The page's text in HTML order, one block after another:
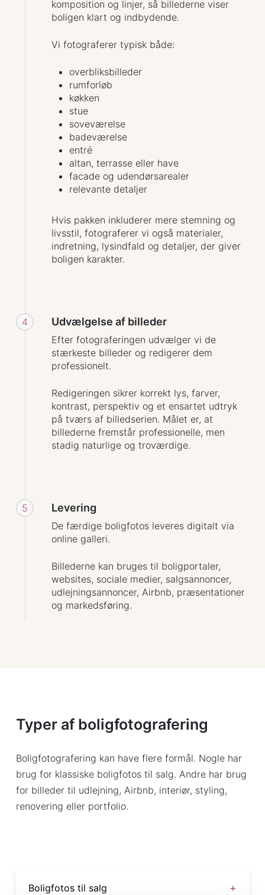
komposition og linjer, så billederne viser
boligen klart og indbydende.
Vi fotograferer typisk både:
overbliksbilleder
rumforløb
køkken
stue
soveværelse
badeværelse
entré
altan, terrasse eller have
facade og udendørsarealer
relevante detaljer
Hvis pakken inkluderer mere stemning og
livsstil, fotograferer vi også materialer,
indretning, lysindfald og detaljer, der giver
boligen karakter.
4 Udvælgelse af billeder
Efter fotograferingen udvælger vi de
stærkeste billeder og redigerer dem
professionelt.
Redigeringen sikrer korrekt lys, farver,
kontrast, perspektiv og et ensartet udtryk
på tværs af billedserien. Målet er, at
billederne fremstår professionelle, men
stadig naturlige og troværdige.
5 Levering
De færdige boligfotos leveres digitalt via
online galleri.
Billederne kan bruges til boligportaler,
websites, sociale medier, salgsannoncer,
udlejningsannoncer, Airbnb, præsentationer
og markedsføring.
Typer af boligfotografering
Boligfotografering kan have flere formål. Nogle har
brug for klassiske boligfotos til salg. Andre har brug
for billeder til udlejning, Airbnb, interiør, styling,
renovering eller portfolio.
Boligfotos til salg